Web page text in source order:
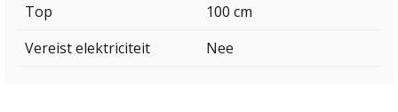
Top
100 cm
Vereist elektriciteit
Nee